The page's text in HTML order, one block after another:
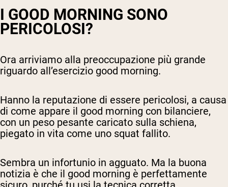
I GOOD MORNING SONO
PERICOLOSI?
Ora arriviamo alla preoccupazione più grande
riguardo all’esercizio good morning.
Hanno la reputazione di essere pericolosi, a causa
di come appare il good morning con bilanciere,
con un peso pesante caricato sulla schiena,
piegato in vita come uno squat fallito.
Sembra un infortunio in agguato. Ma la buona
notizia è che il good morning è perfettamente